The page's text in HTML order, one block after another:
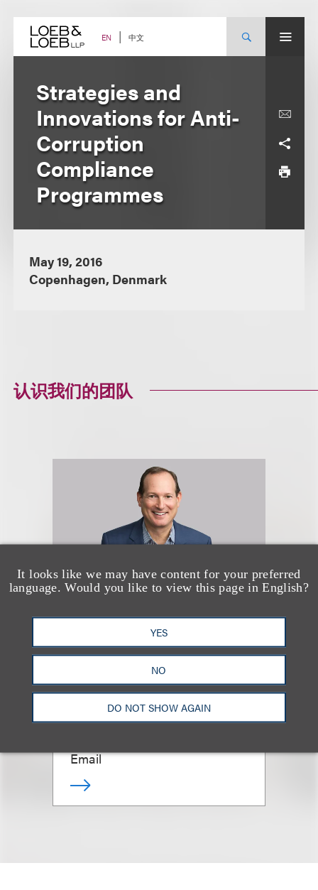
content EN 中文
It looks like we may have content for your preferred
language. Would you like to view this page in English?
YES
NO
DO NOT SHOW AGAIN
Strategies and
Innovations for Anti-
Corruption
Compliance
Programmes
May 19, 2016
Copenhagen, Denmark
认识我们的团队
Jay K. Musoff
Co-Chair, White Collar Criminal
Defense & Investigations;
General Counsel
Email